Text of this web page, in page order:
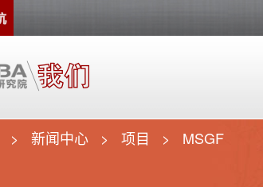
新闻中心 项目 MSGF